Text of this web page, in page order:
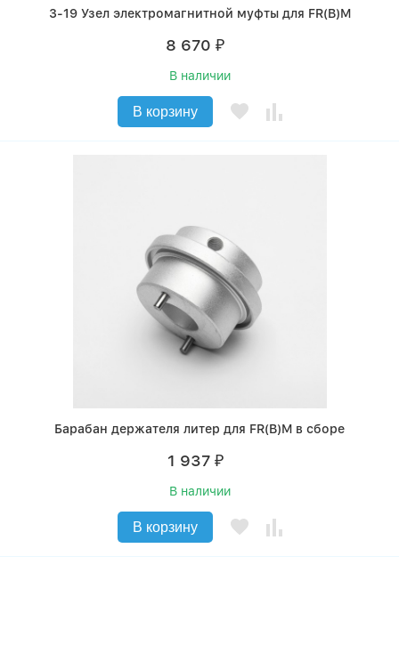
3-19 Узел электромагнитной муфты для FR(B)M
8 670 ₽
В наличии
В корзину
Барабан держателя литер для FR(B)M в сборе
1 937 ₽
В наличии
В корзину